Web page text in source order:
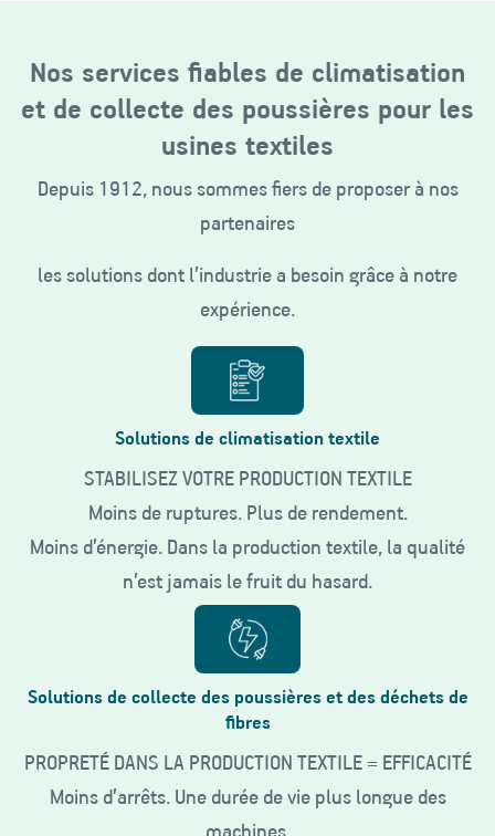
Nos services fiables de climatisation
et de collecte des poussières pour les
usines textiles
Depuis 1912, nous sommes fiers de proposer à nos
partenaires
les solutions dont l’industrie a besoin grâce à notre
expérience.
Solutions de climatisation textile
STABILISEZ VOTRE PRODUCTION TEXTILE
Moins de ruptures. Plus de rendement.
Moins d’énergie. Dans la production textile, la qualité
n’est jamais le fruit du hasard.
Solutions de collecte des poussières et des déchets de
fibres
PROPRETÉ DANS LA PRODUCTION TEXTILE = EFFICACITÉ
Moins d’arrêts. Une durée de vie plus longue des